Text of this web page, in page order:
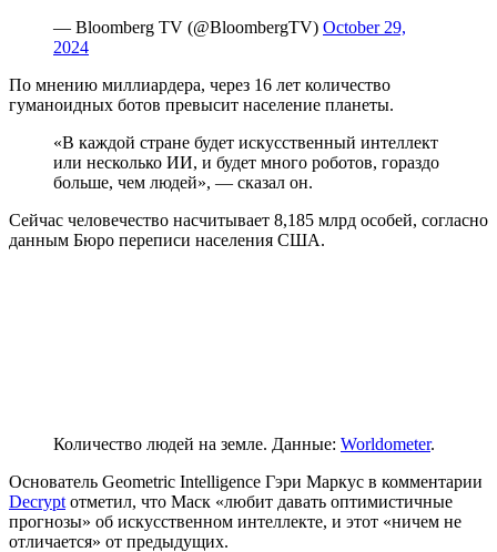
— Bloomberg TV (@BloombergTV) October 29,
2024
По мнению миллиардера, через 16 лет количество
гуманоидных ботов превысит население планеты.
«В каждой стране будет искусственный интеллект
или несколько ИИ, и будет много роботов, гораздо
больше, чем людей», — сказал он.
Сейчас человечество насчитывает 8,185 млрд особей, согласно
данным Бюро переписи населения США.
Количество людей на земле. Данные: Worldometer.
Основатель Geometric Intelligence Гэри Маркус в комментарии
Decrypt отметил, что Маск «любит давать оптимистичные
прогнозы» об искусственном интеллекте, и этот «ничем не
отличается» от предыдущих.